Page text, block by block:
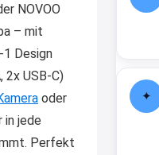
NOVOO
– mit
1 Design
2x USB-C)
oder
in jede
Perfekt